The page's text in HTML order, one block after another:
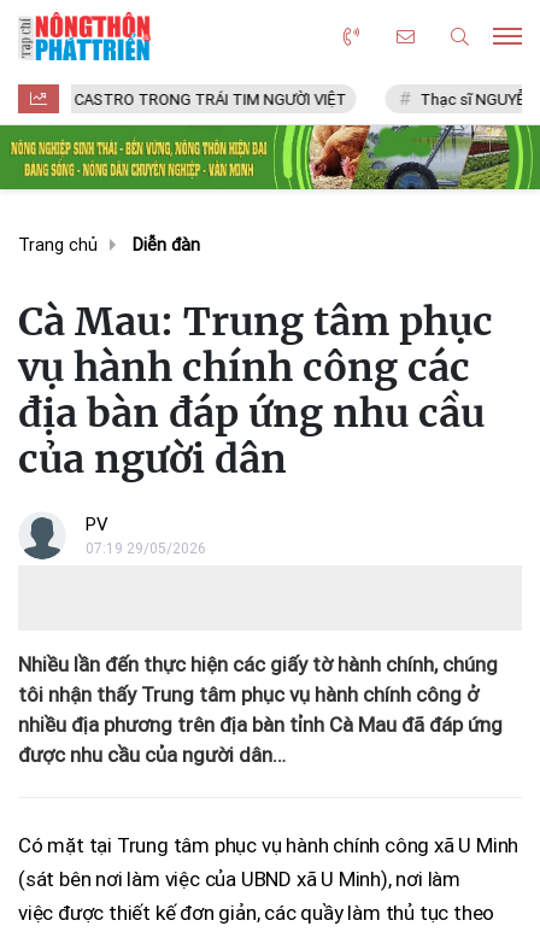
TRONG TRÁI TIM NGƯỜI VIỆT Thạc sĩ NGUYỄN VĂN CHÍ
Trang chủ Diễn đàn
Cà Mau: Trung tâm phục
vụ hành chính công các
địa bàn đáp ứng nhu cầu
của người dân
PV
07:19 29/05/2026
Nhiều lần đến thực hiện các giấy tờ hành chính, chúng
tôi nhận thấy Trung tâm phục vụ hành chính công ở
nhiều địa phương trên địa bàn tỉnh Cà Mau đã đáp ứng
được nhu cầu của người dân…
Có mặt tại Trung tâm phục vụ hành chính công xã U Minh
(sát bên nơi làm việc của UBND xã U Minh), nơi làm
việc được thiết kế đơn giản, các quầy làm thủ tục theo